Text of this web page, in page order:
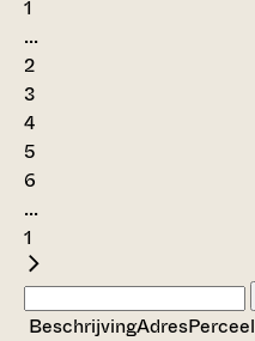
1
...
2
3
4
5
6
...
1
BeschrijvingAdresPerceel